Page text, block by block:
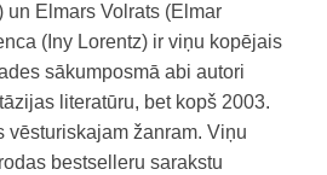
un Elmars Volrats (Elmar
(Iny Lorentz) ir viņu kopējais
sākumposmā abi autori
literatūru, bet kopš 2003.
vēsturiskajam žanram. Viņu
bestselleru sarakstu